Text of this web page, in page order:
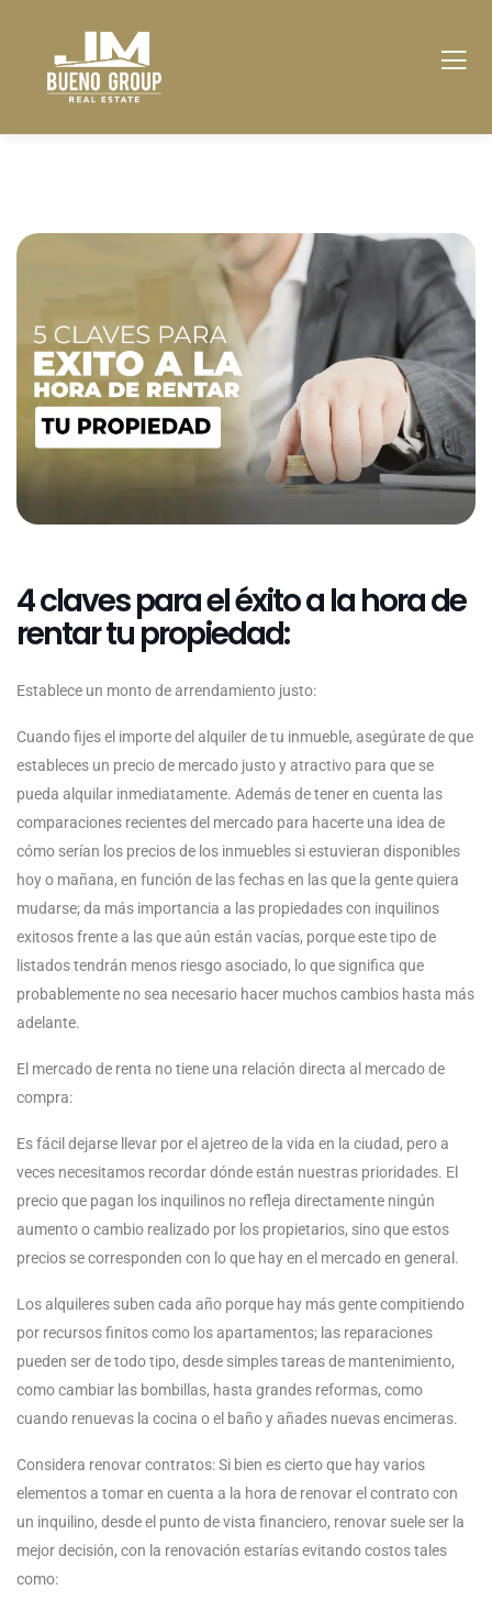
4 claves para el éxito a la hora de
rentar tu propiedad:
Establece un monto de arrendamiento justo:
Cuando fijes el importe del alquiler de tu inmueble, asegúrate de que
estableces un precio de mercado justo y atractivo para que se
pueda alquilar inmediatamente. Además de tener en cuenta las
comparaciones recientes del mercado para hacerte una idea de
cómo serían los precios de los inmuebles si estuvieran disponibles
hoy o mañana, en función de las fechas en las que la gente quiera
mudarse; da más importancia a las propiedades con inquilinos
exitosos frente a las que aún están vacías, porque este tipo de
listados tendrán menos riesgo asociado, lo que significa que
probablemente no sea necesario hacer muchos cambios hasta más
adelante.
El mercado de renta no tiene una relación directa al mercado de
compra:
Es fácil dejarse llevar por el ajetreo de la vida en la ciudad, pero a
veces necesitamos recordar dónde están nuestras prioridades. El
precio que pagan los inquilinos no refleja directamente ningún
aumento o cambio realizado por los propietarios, sino que estos
precios se corresponden con lo que hay en el mercado en general.
Los alquileres suben cada año porque hay más gente compitiendo
por recursos finitos como los apartamentos; las reparaciones
pueden ser de todo tipo, desde simples tareas de mantenimiento,
como cambiar las bombillas, hasta grandes reformas, como
cuando renuevas la cocina o el baño y añades nuevas encimeras.
Considera renovar contratos: Si bien es cierto que hay varios
elementos a tomar en cuenta a la hora de renovar el contrato con
un inquilino, desde el punto de vista financiero, renovar suele ser la
mejor decisión, con la renovación estarías evitando costos tales
como: